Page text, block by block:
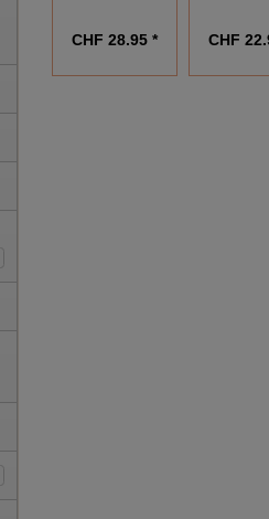
CHF 28.95 * CHF